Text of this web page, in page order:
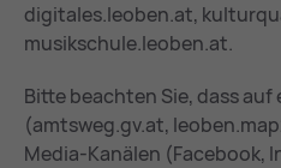
digitales.leoben.at,
musikschule.leoben.at.
Bitte beachten Sie, dass
(amtsweg.gv.at,
Media-Kanälen (Facebook,